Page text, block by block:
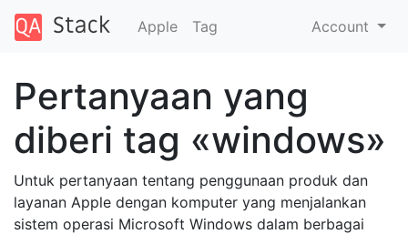
Apple Tag Account
Pertanyaan yang
diberi tag «windows»
Untuk pertanyaan tentang penggunaan produk dan
layanan Apple dengan komputer yang menjalankan
sistem operasi Microsoft Windows dalam berbagai